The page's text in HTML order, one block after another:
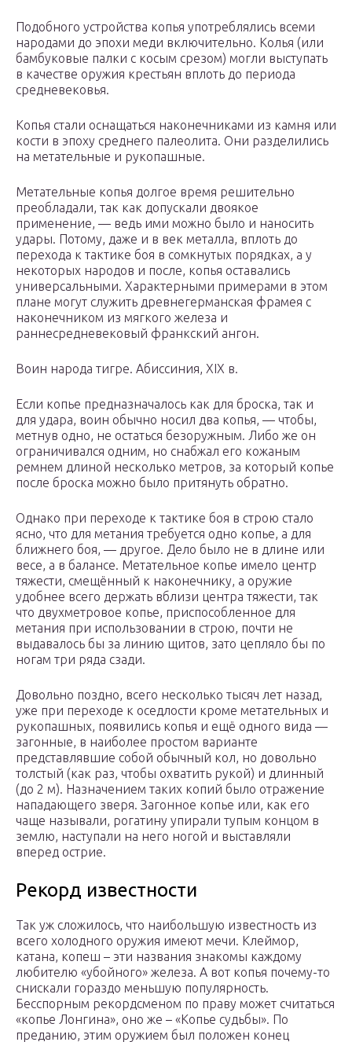
Подобного устройства копья употреблялись всеми
народами до эпохи меди включительно. Колья (или
бамбуковые палки с косым срезом) могли выступать
в качестве оружия крестьян вплоть до периода
средневековья.
Копья стали оснащаться наконечниками из камня или
кости в эпоху среднего палеолита. Они разделились
на метательные и рукопашные.
Метательные копья долгое время решительно
преобладали, так как допускали двоякое
применение, — ведь ими можно было и наносить
удары. Потому, даже и в век металла, вплоть до
перехода к тактике боя в сомкнутых порядках, а у
некоторых народов и после, копья оставались
универсальными. Характерными примерами в этом
плане могут служить древнегерманская фрамея с
наконечником из мягкого железа и
раннесредневековый франкский ангон.
Воин народа тигре. Абиссиния, XIX в.
Если копье предназначалось как для броска, так и
для удара, воин обычно носил два копья, — чтобы,
метнув одно, не остаться безоружным. Либо же он
ограничивался одним, но снабжал его кожаным
ремнем длиной несколько метров, за который копье
после броска можно было притянуть обратно.
Однако при переходе к тактике боя в строю стало
ясно, что для метания требуется одно копье, а для
ближнего боя, — другое. Дело было не в длине или
весе, а в балансе. Метательное копье имело центр
тяжести, смещённый к наконечнику, а оружие
удобнее всего держать вблизи центра тяжести, так
что двухметровое копье, приспособленное для
метания при использовании в строю, почти не
выдавалось бы за линию щитов, зато цепляло бы по
ногам три ряда сзади.
Довольно поздно, всего несколько тысяч лет назад,
уже при переходе к оседлости кроме метательных и
рукопашных, появились копья и ещё одного вида —
загонные, в наиболее простом варианте
представлявшие собой обычный кол, но довольно
толстый (как раз, чтобы охватить рукой) и длинный
(до 2 м). Назначением таких копий было отражение
нападающего зверя. Загонное копье или, как его
чаще называли, рогатину упирали тупым концом в
землю, наступали на него ногой и выставляли
вперед острие.
Рекорд известности
Так уж сложилось, что наибольшую известность из
всего холодного оружия имеют мечи. Клеймор,
катана, копеш – эти названия знакомы каждому
любителю «убойного» железа. А вот копья почему-то
снискали гораздо меньшую популярность.
Бесспорным рекордсменом по праву может считаться
«копье Лонгина», оно же – «Копье судьбы». По
преданию, этим оружием был положен конец